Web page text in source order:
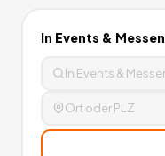
In Events & Messen